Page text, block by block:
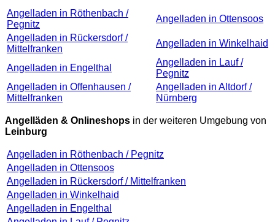
Angelladen in Röthenbach /
Pegnitz
Angelladen in Ottensoos
Angelladen in Rückersdorf /
Mittelfranken
Angelladen in Winkelhaid
Angelladen in Engelthal
Angelladen in Lauf /
Pegnitz
Angelladen in Offenhausen /
Mittelfranken
Angelladen in Altdorf /
Nürnberg
Angelläden & Onlineshops in der weiteren Umgebung von
Leinburg
Angelladen in Röthenbach / Pegnitz
Angelladen in Ottensoos
Angelladen in Rückersdorf / Mittelfranken
Angelladen in Winkelhaid
Angelladen in Engelthal